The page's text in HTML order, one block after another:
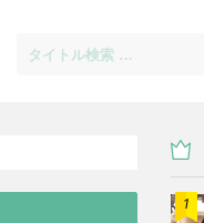
1